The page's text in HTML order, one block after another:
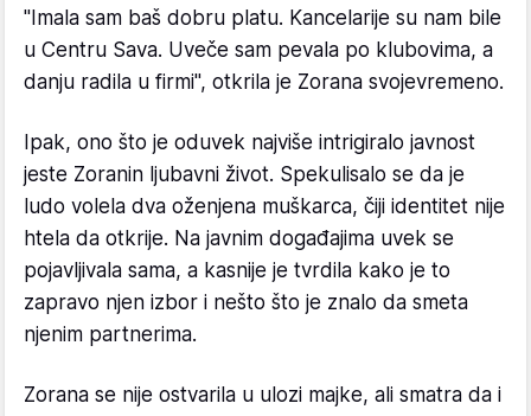
"Imala sam baš dobru platu. Kancelarije su nam bile
u Centru Sava. Uveče sam pevala po klubovima, a
danju radila u firmi", otkrila je Zorana svojevremeno.
Ipak, ono što je oduvek najviše intrigiralo javnost
jeste Zoranin ljubavni život. Spekulisalo se da je
ludo volela dva oženjena muškarca, čiji identitet nije
htela da otkrije. Na javnim događajima uvek se
pojavljivala sama, a kasnije je tvrdila kako je to
zapravo njen izbor i nešto što je znalo da smeta
njenim partnerima.
Zorana se nije ostvarila u ulozi majke, ali smatra da i